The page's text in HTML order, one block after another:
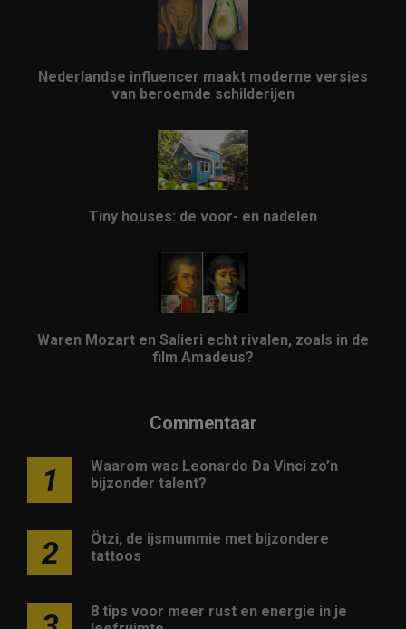
Nederlandse influencer maakt moderne versies
van beroemde schilderijen
Tiny houses: de voor- en nadelen
Waren Mozart en Salieri echt rivalen, zoals in de
film Amadeus?
Commentaar
1
Waarom was Leonardo Da Vinci zo’n
bijzonder talent?
2
Ötzi, de ijsmummie met bijzondere
tattoos
8 tips voor meer rust en energie in je